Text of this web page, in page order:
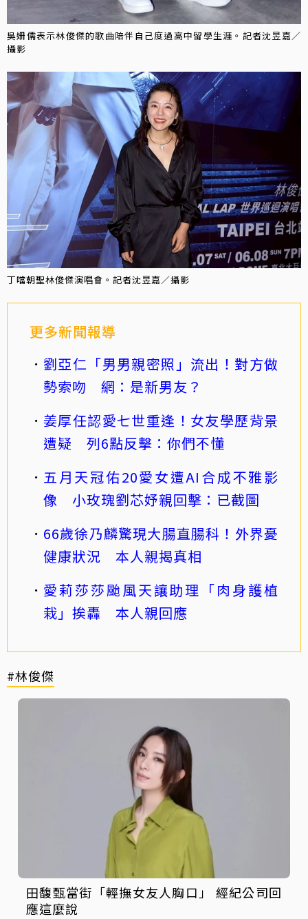
吳姍儒表示林俊傑的歌曲陪伴自己度過高中留學生涯。記者沈昱嘉／
攝影
丁噹朝聖林俊傑演唱會。記者沈昱嘉／攝影
更多新聞報導
劉亞仁「男男親密照」流出！對方做
勢索吻 網：是新男友？
姜厚任認愛七世重逢！女友學歷背景
遭疑 列6點反擊：你們不懂
五月天冠佑20愛女遭AI合成不雅影
像 小玫瑰劉芯妤親回擊：已截圖
66歲徐乃麟驚現大腸直腸科！外界憂
健康狀況 本人親揭真相
愛莉莎莎颱風天讓助理「肉身護植
栽」挨轟 本人親回應
#林俊傑
田馥甄當街「輕撫女友人胸口」 經紀公司回
應這麼說